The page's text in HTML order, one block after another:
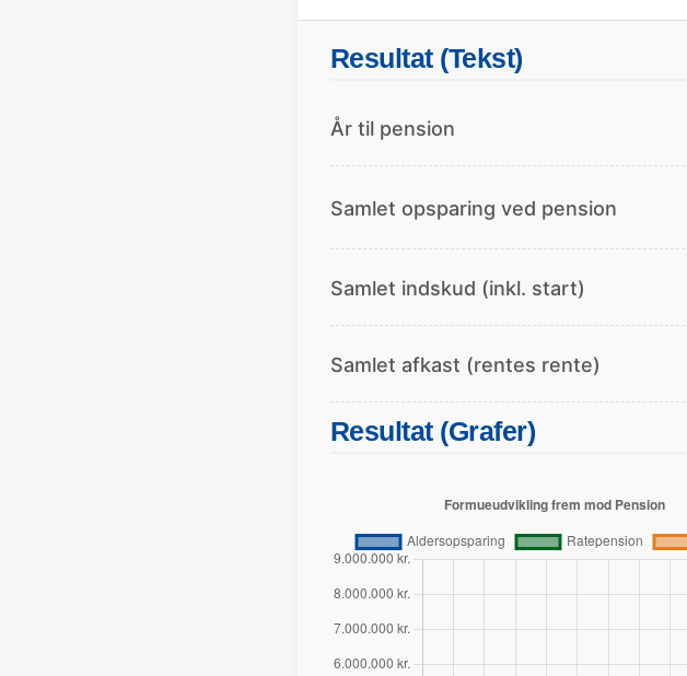
Resultat (Tekst)
År til pension
Samlet opsparing ved pension
Samlet indskud (inkl. start)
Samlet afkast (rentes rente)
Resultat (Grafer)